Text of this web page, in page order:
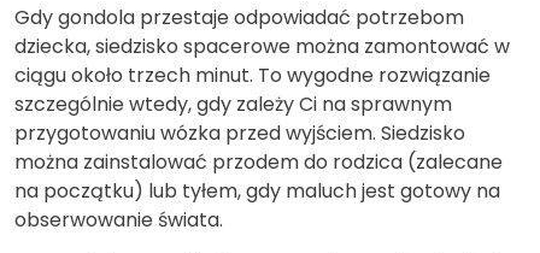
Gdy gondola przestaje odpowiadać potrzebom
dziecka, siedzisko spacerowe można zamontować w
ciągu około trzech minut. To wygodne rozwiązanie
szczególnie wtedy, gdy zależy Ci na sprawnym
przygotowaniu wózka przed wyjściem. Siedzisko
można zainstalować przodem do rodzica (zalecane
na początku) lub tyłem, gdy maluch jest gotowy na
obserwowanie świata.